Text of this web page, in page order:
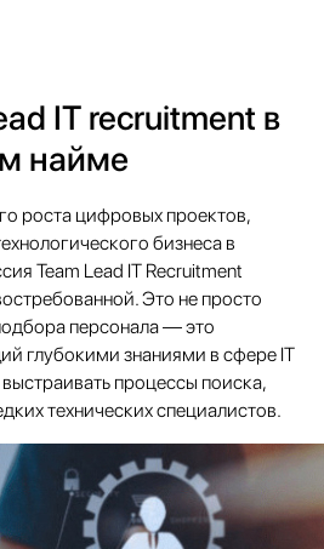
IT recruitment в
найме
роста цифровых проектов,
бизнеса в
Team Lead IT Recruitment
Это не просто
персонала — это
глубокими знаниями в сфере IT
процессы поиска,
технических специалистов.